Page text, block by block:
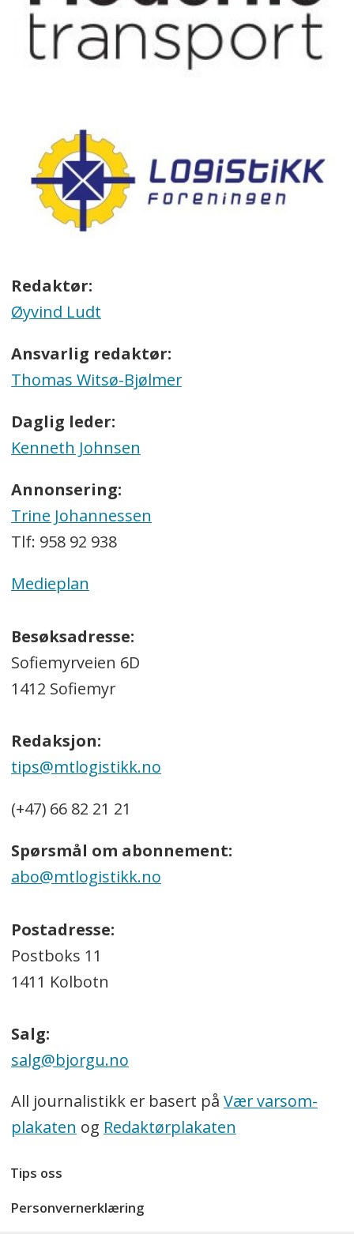
Redaktør:
Øyvind Ludt
Ansvarlig redaktør:
Thomas Witsø-Bjølmer
Daglig leder:
Kenneth Johnsen
Annonsering:
Trine Johannessen
Tlf: 958 92 938
Medieplan
Besøksadresse:
Sofiemyrveien 6D
1412 Sofiemyr
Redaksjon:
tips@mtlogistikk.no
(+47) 66 82 21 21
Spørsmål om abonnement:
abo@mtlogistikk.no
Postadresse:
Postboks 11
1411 Kolbotn
Salg:
salg@bjorgu.no
All journalistikk er basert på Vær varsom-
plakaten og Redaktørplakaten
Tips oss
Personvernerklæring